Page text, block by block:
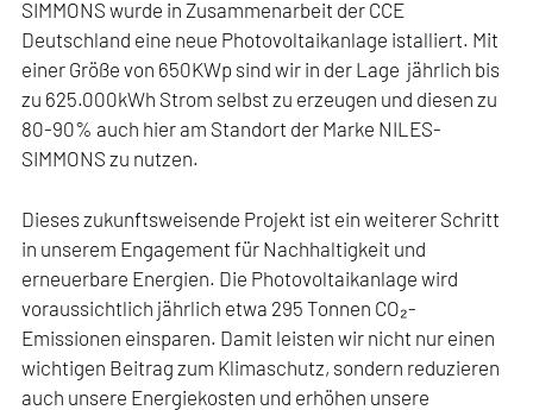
SIMMONS wurde in Zusammenarbeit der CCE
Deutschland eine neue Photovoltaikanlage istalliert. Mit
einer Größe von 650KWp sind wir in der Lage jährlich bis
zu 625.000kWh Strom selbst zu erzeugen und diesen zu
80-90% auch hier am Standort der Marke NILES-
SIMMONS zu nutzen.
Dieses zukunftsweisende Projekt ist ein weiterer Schritt
in unserem Engagement für Nachhaltigkeit und
erneuerbare Energien. Die Photovoltaikanlage wird
voraussichtlich jährlich etwa 295 Tonnen CO₂-
Emissionen einsparen. Damit leisten wir nicht nur einen
wichtigen Beitrag zum Klimaschutz, sondern reduzieren
auch unsere Energiekosten und erhöhen unsere